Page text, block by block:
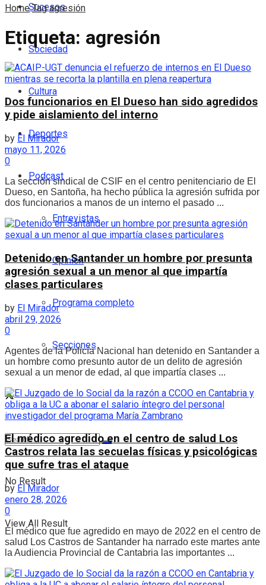
Sucesos
Sociedad
Cultura
Deportes
Podcast
Entrevistas
Opinión
Programa completo
Secciones
No Result
View All Result
Home Tag agresión
Etiqueta: agresión
Dos funcionarios en El Dueso han sido agredidos
y pide aislamiento del interno
by El Mirador
mayo 11, 2026
0
La sección sindical de CSIF en el centro penitenciario de El
Dueso, en Santoña, ha hecho pública la agresión sufrida por
dos funcionarios a manos de un interno el pasado ...
Detenido en Santander un hombre por presunta
agresión sexual a un menor al que impartía
clases particulares
by El Mirador
abril 29, 2026
0
Agentes de la Policía Nacional han detenido en Santander a
un hombre como presunto autor de un delito de agresión
sexual a un menor de edad, al que impartía clases ...
El médico agredido en el centro de salud Los
Castros relata las secuelas físicas y psicológicas
que sufre tras el ataque
by El Mirador
enero 28, 2026
0
El médico que fue agredido en mayo de 2022 en el centro de
salud Los Castros de Santander ha narrado este martes ante
la Audiencia Provincial de Cantabria las importantes ...